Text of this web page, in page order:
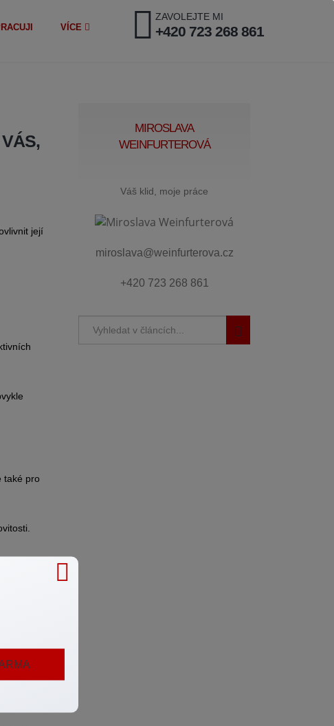
ZAVOLEJTE MI
+420 723 268 861
VÍCE
její
také pro
stresu.
MIROSLAVA
WEINFURTEROVÁ
Váš klid, moje práce
miroslava@weinfurterova.cz
+420 723 268 861